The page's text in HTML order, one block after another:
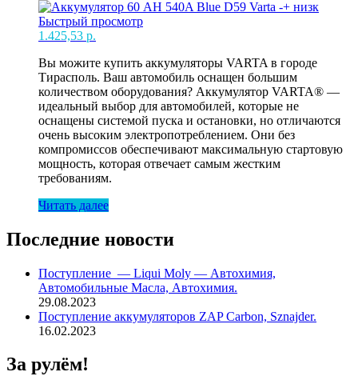
Быстрый просмотр
1.425,53 р.
Вы можите купить аккумуляторы VARTA в городе
Тирасполь. Ваш автомобиль оснащен большим
количеством оборудования? Аккумулятор VARTA® —
идеальный выбор для автомобилей, которые не
оснащены системой пуска и остановки, но отличаются
очень высоким электропотреблением. Они без
компромиссов обеспечивают максимальную стартовую
мощность, которая отвечает самым жестким
требованиям.
Читать далее
Последние новости
Поступление — Liqui Moly — Автохимия,
Автомобильные Масла, Автохимия.
29.08.2023
Поступление аккумуляторов ZAP Carbon, Sznajder.
16.02.2023
За рулём!